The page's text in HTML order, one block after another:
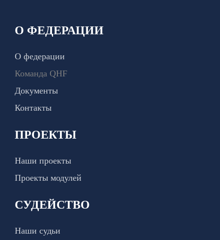
О ФЕДЕРАЦИИ
О федерации
Команда QHF
Документы
Контакты
ПРОЕКТЫ
Наши проекты
Проекты модулей
СУДЕЙСТВО
Наши судьи